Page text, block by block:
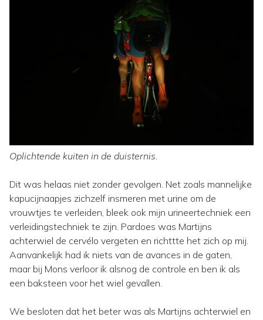
Oplichtende kuiten in de duisternis.
Dit was helaas niet zonder gevolgen. Net zoals mannelijke
kapucijnaapjes zichzelf insmeren met urine om de
vrouwtjes te verleiden, bleek ook mijn urineertechniek een
verleidingstechniek te zijn. Pardoes was Martijns
achterwiel de cervélo vergeten en richttte het zich op mij.
Aanvankelijk had ik niets van de avances in de gaten,
maar bij Mons verloor ik alsnog de controle en ben ik als
een baksteen voor het wiel gevallen.
We besloten dat het beter was als Martijns achterwiel en